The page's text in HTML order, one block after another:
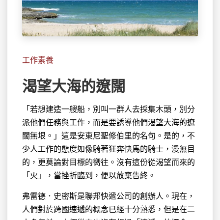
工作素養
渴望大海的遼闊
「若想建造一艘船，別叫一群人去採集木頭，別分
派他們任務與工作，而是要誘導他們渴望大海的遼
闊無垠。」這是安東尼聖修伯里的名句。是的，不
少人工作的態度如像騎著狂奔快馬的騎士，漫無目
的，更莫論對目標的嚮往。沒有這份從渴望而來的
「火」，當挫折臨到，便以放棄告終。
弗雷德．史密斯是聯邦快遞公司的創辦人。現在，
人們對於跨國速遞的概念已經十分熟悉，但是在二